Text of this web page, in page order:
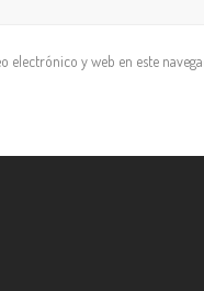
electrónico y web en este